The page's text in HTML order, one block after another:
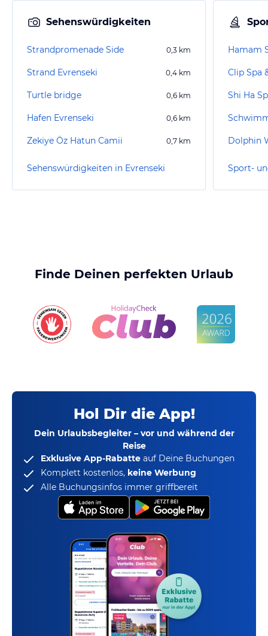
Sehenswürdigkeiten
Strandpromenade Side 0,3 km
Strand Evrenseki 0,4 km
Turtle bridge 0,6 km
Hafen Evrenseki 0,6 km
Zekiye Öz Hatun Camii 0,7 km
Sehenswürdigkeiten in Evrenseki
Hamam
Clip Spa
Shi Ha
Dolphin
Finde Deinen perfekten Urlaub
Hol Dir die App!
Dein Urlaubsbegleiter – vor und während der
Reise
Exklusive App-Rabatte auf Deine Buchungen
Komplett kostenlos, keine Werbung
Alle Buchungsinfos immer griffbereit